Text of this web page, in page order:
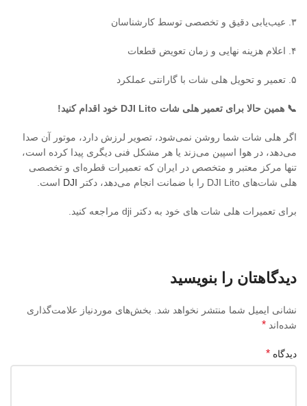
۳. عیب‌یابی دقیق و تخصصی توسط کارشناسان
۴. اعلام هزینه نهایی و زمان تعویض قطعات
۵. تعمیر و تحویل هلی شات با گارانتی عملکرد
📞 همین حالا برای تعمیر هلی شات خود اقدام کنید!
اگر هلی شات شما روشن نمی‌شود، تصویر لرزش دارد، موتور آن صدا
می‌دهد، در هوا اسپین می‌زند یا هر مشکل فنی دیگری پیدا کرده است،
تنها مرکز معتبر و متخصص در ایران که تعمیرات قطره‌ای و تخصصی
هلی شات‌های DJI Lito را با ضمانت انجام می‌دهد، دکتر
DJI است.
برای تعمیرات هلی شات های خود به دکتر dji مراجعه کنید.
دیدگاهتان را بنویسید
نشانی ایمیل شما منتشر نخواهد شد.
بخش‌های موردنیاز علامت‌گذاری
شده‌اند *
دیدگاه *